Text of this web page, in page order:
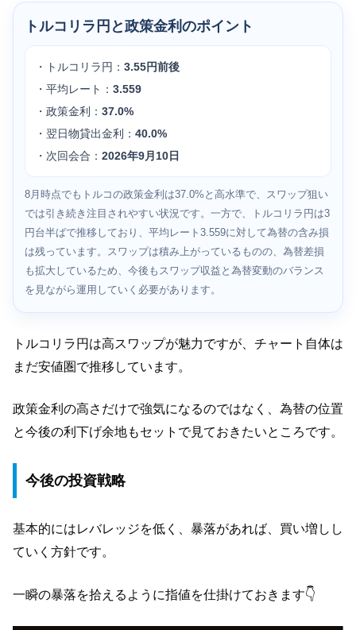
トルコリラ円と政策金利のポイント
・トルコリラ円： 3.55円前後
・平均レート： 3.559
・政策金利： 37.0%
・翌日物貸出金利： 40.0%
・次回会合： 2026年9月10日
8月時点でもトルコの政策金利は37.0%と高水準で、スワップ狙い
では引き続き注目されやすい状況です。一方で、トルコリラ円は3
円台半ばで推移しており、平均レート3.559に対して為替の含み損
は残っています。スワップは積み上がっているものの、為替差損
も拡大しているため、今後もスワップ収益と為替変動のバランス
を見ながら運用していく必要があります。
トルコリラ円は高スワップが魅力ですが、チャート自体は
まだ安値圏で推移しています。
政策金利の高さだけで強気になるのではなく、為替の位置
と今後の利下げ余地もセットで見ておきたいところです。
今後の投資戦略
基本的にはレバレッジを低く、暴落があれば、買い増しし
ていく方針です。
一瞬の暴落を拾えるように指値を仕掛けておきます👇